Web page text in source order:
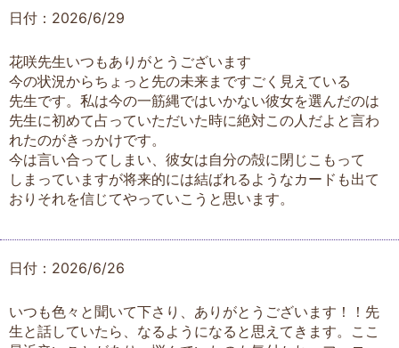
日付：2026/6/29
花咲先生いつもありがとうございます
今の状況からちょっと先の未来まですごく見えている
先生です。私は今の一筋縄ではいかない彼女を選んだのは
先生に初めて占っていただいた時に絶対この人だよと言わ
れたのがきっかけです。
今は言い合ってしまい、彼女は自分の殻に閉じこもって
しまっていますが将来的には結ばれるようなカードも出て
おりそれを信じてやっていこうと思います。
日付：2026/6/26
いつも色々と聞いて下さり、ありがとうございます！！先
生と話していたら、なるようになると思えてきます。ここ